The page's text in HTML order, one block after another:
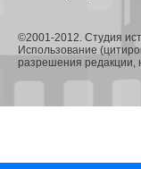
©2001-2012. Студия
Использование
разрешения редакции,